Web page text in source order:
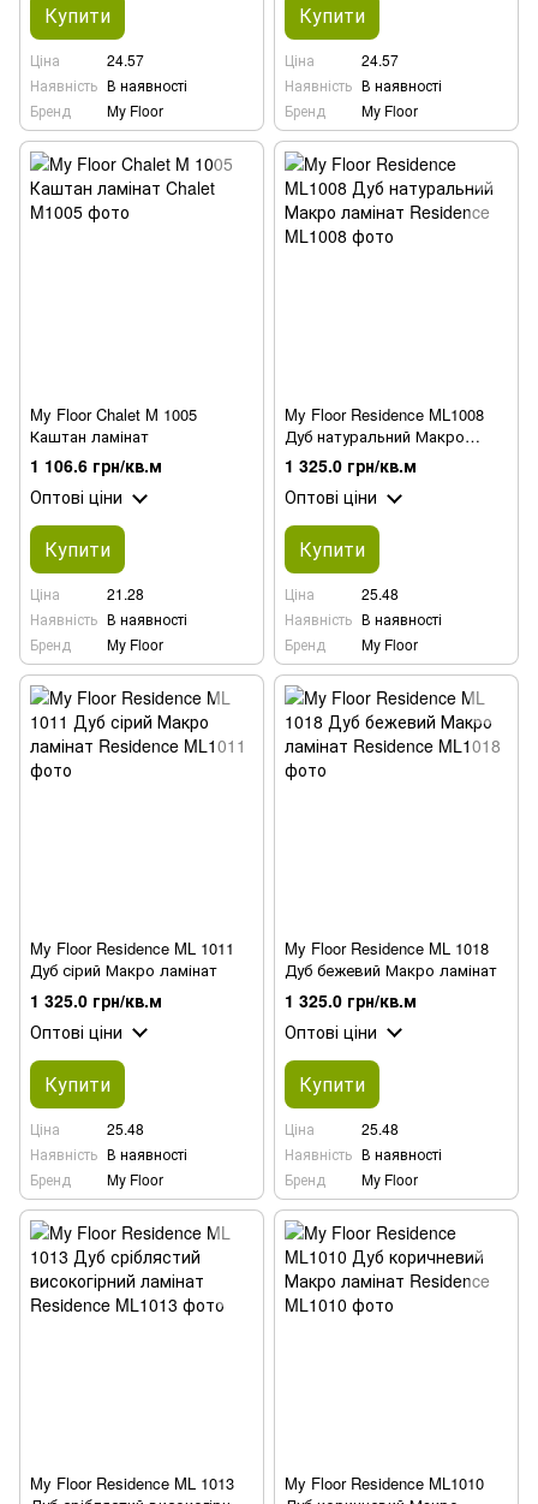
Купити
Ціна
24.57
Наявність В наявності
Бренд
My Floor
Купити
Ціна
24.57
Наявність В наявності
Бренд
My Floor
My Floor Chalet M 1005
Каштан ламінат
1 106.6 грн/кв.м
Оптові ціни
Купити
Ціна
21.28
Наявність В наявності
Бренд
My Floor
My Floor Residence ML1008
Дуб натуральний Макро
ламінат
1 325.0 грн/кв.м
Оптові ціни
Купити
Ціна
25.48
Наявність В наявності
Бренд
My Floor
My Floor Residence ML 1011
Дуб сірий Макро ламінат
1 325.0 грн/кв.м
Оптові ціни
Купити
Ціна
25.48
Наявність В наявності
Бренд
My Floor
My Floor Residence ML 1018
Дуб бежевий Макро ламінат
1 325.0 грн/кв.м
Оптові ціни
Купити
Ціна
25.48
Наявність В наявності
Бренд
My Floor
My Floor Residence ML 1013
My Floor Residence ML1010